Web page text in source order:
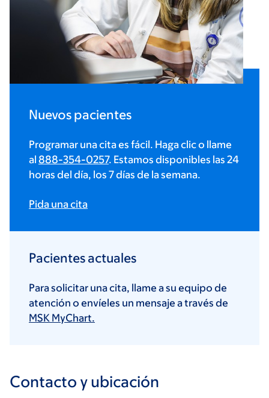
Nuevos pacientes
Programar una cita es fácil. Haga clic o llame
al 888-354-0257. Estamos disponibles las 24
horas del día, los 7 días de la semana.
Pida una cita
Pacientes actuales
Para solicitar una cita, llame a su equipo de
atención o envíeles un mensaje a través de
MSK MyChart.
Contacto y ubicación